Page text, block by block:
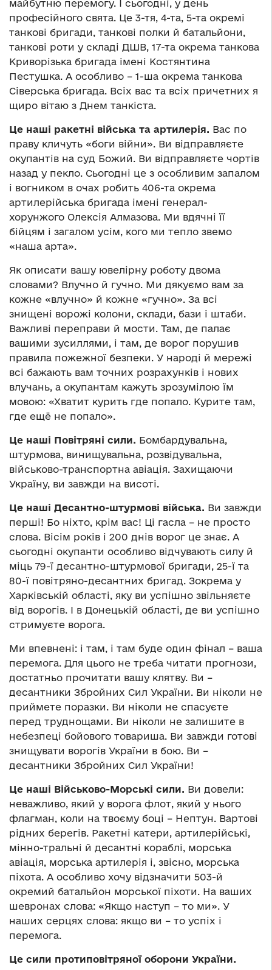
майбутню перемогу. І сьогодні, у день
професійного свята. Це 3-тя, 4-та, 5-та окремі
танкові бригади, танкові полки й батальйони,
танкові роти у складі ДШВ, 17-та окрема танкова
Криворізька бригада імені Костянтина
Пестушка. А особливо – 1-ша окрема танкова
Сіверська бригада. Всіх вас та всіх причетних я
щиро вітаю з Днем танкіста.
Це наші ракетні війська та артилерія. Вас по
праву кличуть «боги війни». Ви відправляєте
окупантів на суд Божий. Ви відправляєте чортів
назад у пекло. Сьогодні це з особливим запалом
і вогником в очах робить 406-та окрема
артилерійська бригада імені генерал-
хорунжого Олексія Алмазова. Ми вдячні її
бійцям і загалом усім, кого ми тепло звемо
«наша арта».
Як описати вашу ювелірну роботу двома
словами? Влучно й гучно. Ми дякуємо вам за
кожне «влучно» й кожне «гучно». За всі
знищені ворожі колони, склади, бази і штаби.
Важливі переправи й мости. Там, де палає
вашими зусиллями, і там, де ворог порушив
правила пожежної безпеки. У народі й мережі
всі бажають вам точних розрахунків і нових
влучань, а окупантам кажуть зрозумілою їм
мовою: «Хватит курить где попало. Курите там,
где ещё не попало».
Це наші Повітряні сили. Бомбардувальна,
штурмова, винищувальна, розвідувальна,
військово-транспортна авіація. Захищаючи
Україну, ви завжди на висоті.
Це наші Десантно-штурмові війська. Ви завжди
перші! Бо ніхто, крім вас! Ці гасла – не просто
слова. Вісім років і 200 днів ворог це знає. А
сьогодні окупанти особливо відчувають силу й
міць 79-ї десантно-штурмової бригади, 25-ї та
80-ї повітряно-десантних бригад. Зокрема у
Харківській області, яку ви успішно звільняєте
від ворогів. І в Донецькій області, де ви успішно
стримуєте ворога.
Ми впевнені: і там, і там буде один фінал – ваша
перемога. Для цього не треба читати прогнози,
достатньо прочитати вашу клятву. Ви –
десантники Збройних Сил України. Ви ніколи не
приймете поразки. Ви ніколи не спасуєте
перед труднощами. Ви ніколи не залишите в
небезпеці бойового товариша. Ви завжди готові
знищувати ворогів України в бою. Ви –
десантники Збройних Сил України!
Це наші Військово-Морські сили. Ви довели:
неважливо, який у ворога флот, який у нього
флагман, коли на твоєму боці – Нептун. Вартові
рідних берегів. Ракетні катери, артилерійські,
мінно-тральні й десантні кораблі, морська
авіація, морська артилерія і, звісно, морська
піхота. А особливо хочу відзначити 503-й
окремий батальйон морської піхоти. На ваших
шевронах слова: «Якщо наступ – то ми». У
наших серцях слова: якщо ви – то успіх і
перемога.
Це сили протиповітряної оборони України.